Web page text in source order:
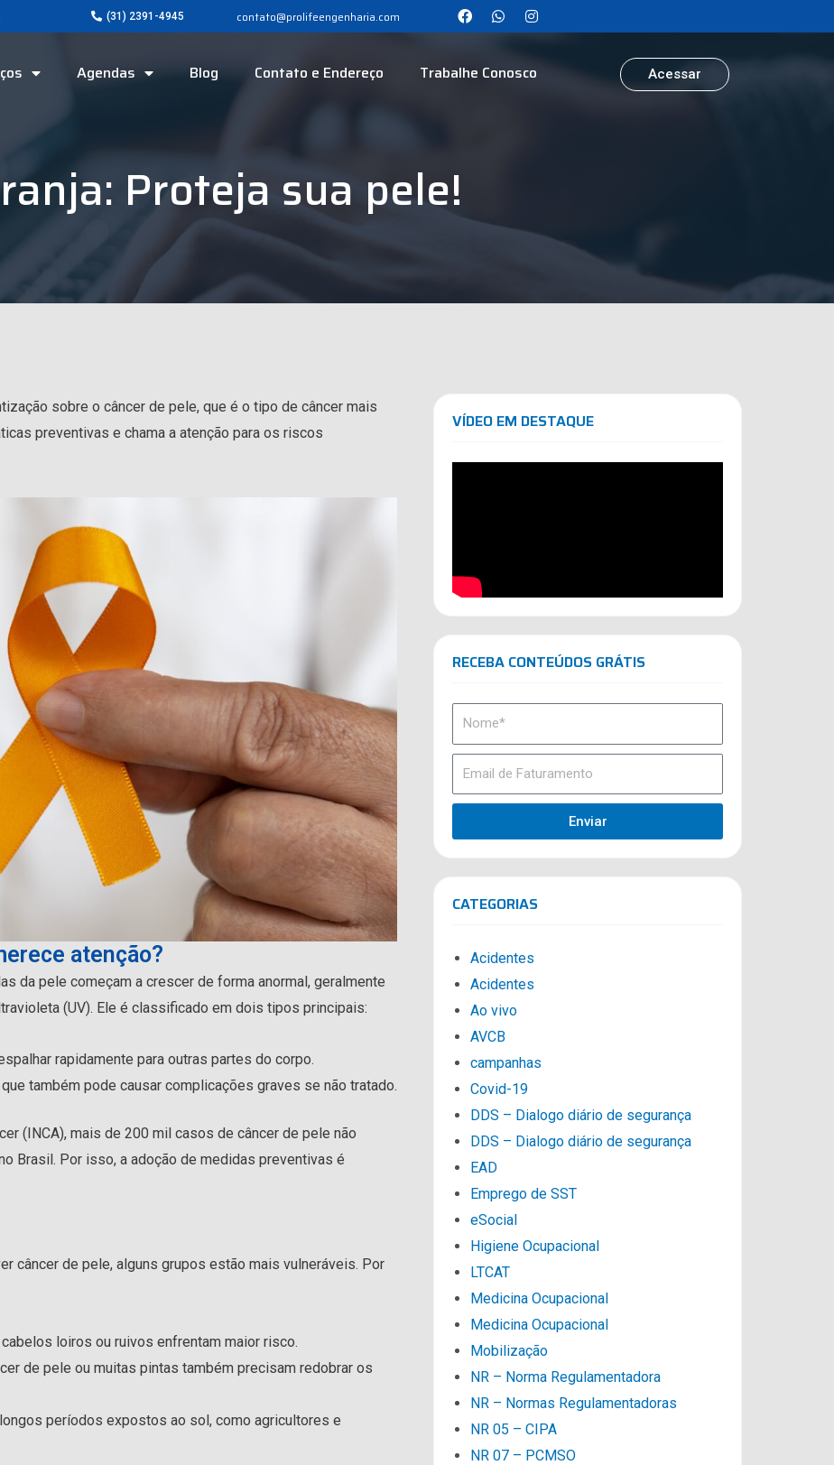
(31) 2391-4945 contato@prolifeengenharia.com
Agendas Blog Contato e Endereço Trabalhe Conosco Acessar
Proteja sua pele!
sobre o câncer de pele, que é o tipo de câncer mais
preventivas e chama a atenção para os riscos
atenção?
da pele começam a crescer de forma anormal, geralmente
(UV). Ele é classificado em dois tipos principais:
rapidamente para outras partes do corpo.
também pode causar complicações graves se não tratado.
(INCA), mais de 200 mil casos de câncer de pele não
Brasil. Por isso, a adoção de medidas preventivas é
câncer de pele, alguns grupos estão mais vulneráveis. Por
loiros ou ruivos enfrentam maior risco.
de pele ou muitas pintas também precisam redobrar os
períodos expostos ao sol, como agricultores e
VÍDEO EM DESTAQUE
RECEBA CONTEÚDOS GRÁTIS
Enviar
CATEGORIAS
Acidentes
Acidentes
Ao vivo
AVCB
campanhas
Covid-19
DDS – Dialogo diário de segurança
DDS – Dialogo diário de segurança
EAD
Emprego de SST
eSocial
Higiene Ocupacional
LTCAT
Medicina Ocupacional
Medicina Ocupacional
Mobilização
NR – Norma Regulamentadora
NR – Normas Regulamentadoras
NR 05 – CIPA
NR 07 – PCMSO